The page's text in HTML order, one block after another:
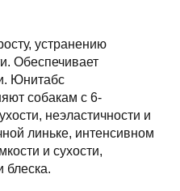
устранению
Обеспечивает
Юнитабс
собакам с 6-
неэластичности и
линьке, интенсивном
и сухости,
блеска.